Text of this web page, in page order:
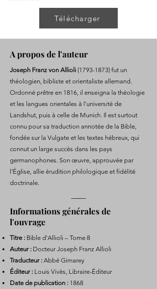
Télécharger
A propos de l'auteur
Joseph Franz von Allioli (1793-1873) fut un
théologien, bibliste et orientaliste allemand.
Ordonné prêtre en 1816, il enseigna la théologie
et les langues orientales à l'université de
Landshut, puis à celle de Munich. Il est surtout
connu pour sa traduction annotée de la Bible,
fondée sur la Vulgate et les textes hébreux, qui
connut un large succès dans les pays
germanophones. Son œuvre, approuvée par
l'Église, allie érudition philologique et fidélité
doctrinale.
Informations générales de
l'ouvrage
Titre : Bible d'Allioli – Tome 8
Auteur : Docteur Joseph Franz Allioli
Traducteur : Abbé Gimarey
Éditeur : Louis Vivès, Libraire-Éditeur
Date de publication : 1868